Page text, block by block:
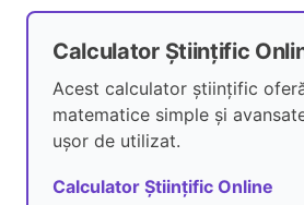
Calculator Științific
Acest calculator științific
matematice simple și
ușor de utilizat.
Calculator Științific Online